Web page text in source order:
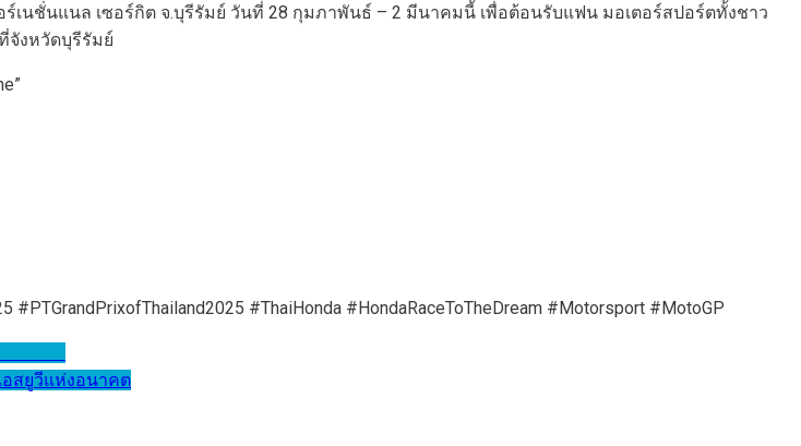
เนชั่นแนล เซอร์กิต จ.บุรีรัมย์ วันที่ 28 กุมภาพันธ์ – 2 มีนาคมนี้ เพื่อต้อนรับแฟน มอเตอร์สปอร์ตทั้งชาว
จังหวัดบุรีรัมย์
#ThaiHonda #HondaRaceToTheDream #Motorsport #MotoGP
ทอง
อสยูวีแห่งอนาคต